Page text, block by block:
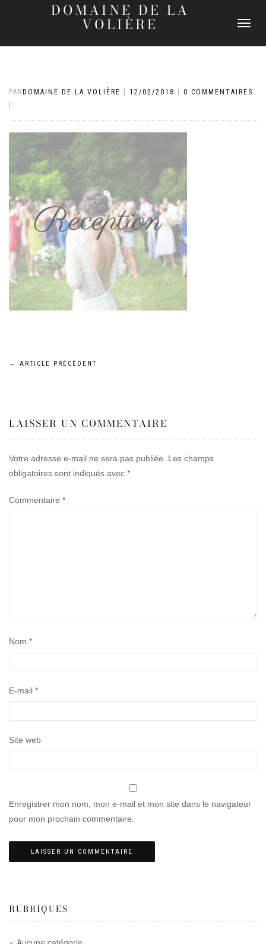
DOMAINE DE LA
VOLIÈRE
DÉPLIER
PAR DOMAINE DE LA VOLIÈRE 12/02/2018
0 COMMENTAIRES
Navigation
l’article
← ARTICLE PRÉCÉDENT
LAISSER UN COMMENTAIRE
Votre adresse e-mail ne sera pas publiée.
Les champs
obligatoires sont indiqués avec *
Commentaire *
Nom *
E-mail *
Site web
Enregistrer mon nom, mon e-mail et mon site dans le navigateur
pour mon prochain commentaire.
RUBRIQUES